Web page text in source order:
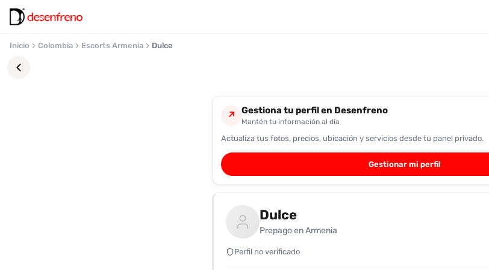
Inicio Colombia Escorts Armenia Dulce
↗ Gestiona tu perfil en Desenfreno
Mantén tu información al día
Actualiza tus fotos, precios, ubicación y servicios desde tu panel privado.
Gestionar mi perfil
Dulce
Prepago en Armenia
Perfil no verificado